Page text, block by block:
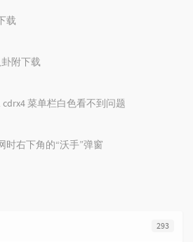
载
附下载
cdrx4 菜单栏白色看不到问题
时右下角的“沃手”弹窗
293